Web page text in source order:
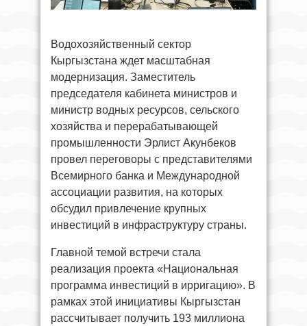
Водохозяйственный сектор
Кыргызстана ждет масштабная
модернизация. Заместитель
председателя кабинета министров и
министр водных ресурсов, сельского
хозяйства и перерабатывающей
промышленности Эрлист Акунбеков
провел переговоры с представителями
Всемирного банка и Международной
ассоциации развития, на которых
обсудил привлечение крупных
инвестиций в инфраструктуру страны.
Главной темой встречи стала
реализация проекта «Национальная
программа инвестиций в ирригацию». В
рамках этой инициативы Кыргызстан
рассчитывает получить 193 миллиона